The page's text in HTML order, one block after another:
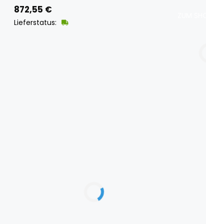
872,55 €
Lieferstatus: